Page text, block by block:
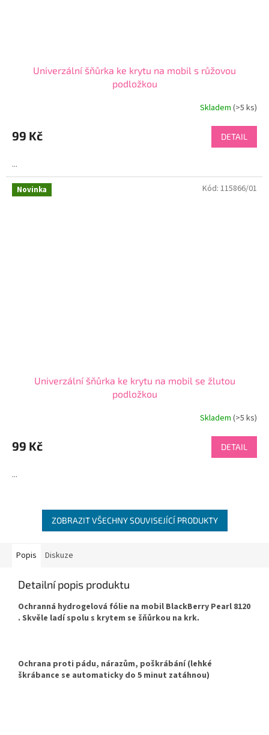
Univerzální šňůrka ke krytu na mobil s růžovou
podložkou
Skladem (>5 ks)
99 Kč DETAIL
...
Novinka
Univerzální šňůrka ke krytu na mobil se žlutou
podložkou
Skladem (>5 ks)
99 Kč DETAIL
...
Kód: 115866/01
ZOBRAZIT VŠECHNY SOUVISEJÍCÍ PRODUKTY
Popis Diskuze
Detailní popis produktu
Ochranná hydrogelová fólie na mobil BlackBerry Pearl 8120
. Skvěle ladí spolu s krytem se šňůrkou na krk.
Ochrana proti pádu, nárazům, poškrábání (lehké
škrábance se automaticky do 5 minut zatáhnou)